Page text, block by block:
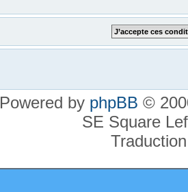
Powered by phpBB ©
SE Square